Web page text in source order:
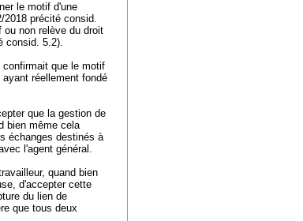
le motif d'une
2018 précité consid.
non relève du droit
consid. 5.2).
confirmait que le motif
réellement fondé
que la gestion de
bien même cela
échanges destinés à
l'agent général.
quand bien
d'accepter cette
du lien de
que tous deux